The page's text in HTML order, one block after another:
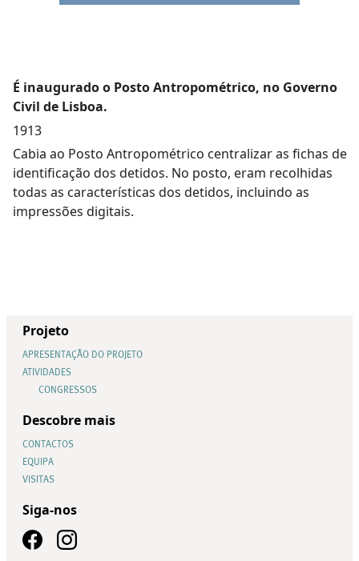
É inaugurado o Posto Antropométrico, no Governo
Civil de Lisboa.
1913
Cabia ao Posto Antropométrico centralizar as fichas de
identificação dos detidos. No posto, eram recolhidas
todas as características dos detidos, incluindo as
impressões digitais.
Projeto
APRESENTAÇÃO DO PROJETO
ATIVIDADES
CONGRESSOS
Descobre mais
CONTACTOS
EQUIPA
VISITAS
Siga-nos